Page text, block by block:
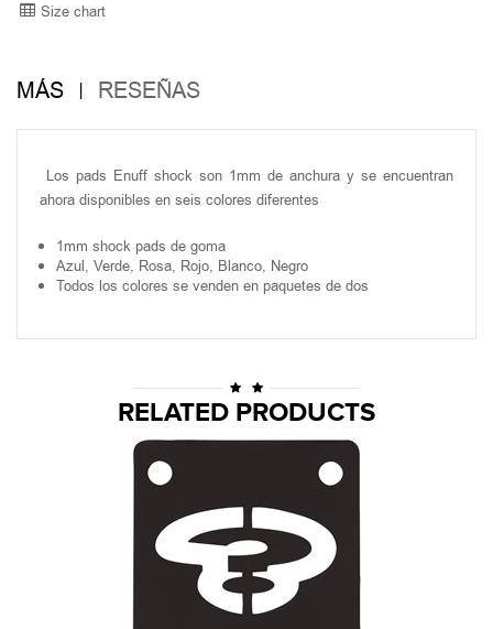
Size chart
MÁS RESEÑAS
Los pads Enuff shock son 1mm de anchura y se encuentran
ahora disponibles en seis colores diferentes
1mm shock pads de goma
Azul, Verde, Rosa, Rojo, Blanco, Negro
Todos los colores se venden en paquetes de dos
RELATED PRODUCTS